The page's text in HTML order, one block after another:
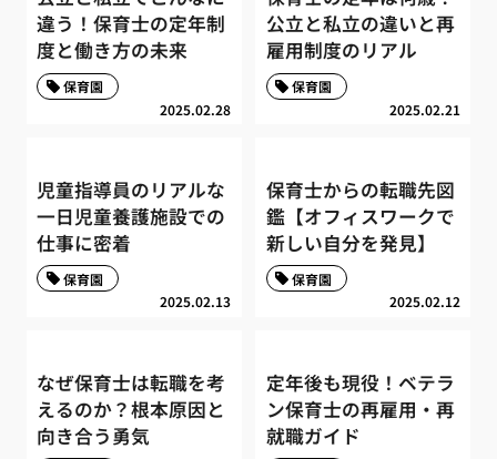
違う！保育士の定年制
度と働き方の未来
2025.02.28
保育園
公立と私立の違いと再
雇用制度のリアル
2025.02.21
保育園
児童指導員のリアルな
一日児童養護施設での
仕事に密着
2025.02.13
保育園
保育士からの転職先図
鑑【オフィスワークで
新しい自分を発見】
2025.02.12
保育園
なぜ保育士は転職を考
えるのか？根本原因と
向き合う勇気
定年後も現役！ベテラ
ン保育士の再雇用・再
就職ガイド